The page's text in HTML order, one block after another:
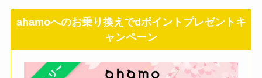
ahamoへのお乗り換えでdポイントプレゼントキ
ャンペーン